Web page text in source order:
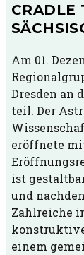
CRADLE
Am 01.
Dresden an
teil. Der
eröffnete
ist
und
Zahlreiche
einem